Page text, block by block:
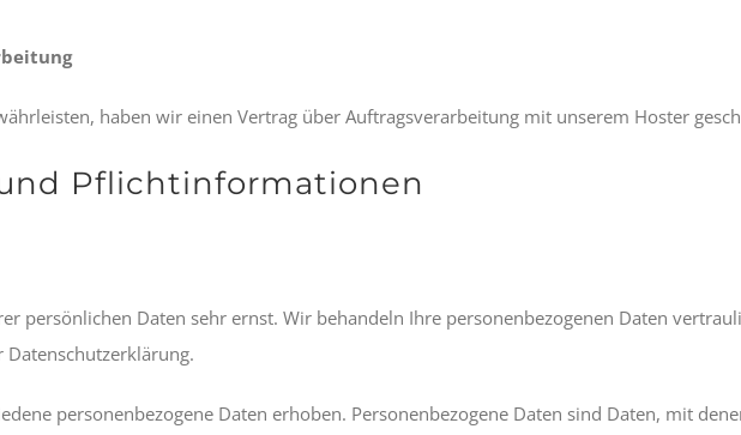
haben wir einen Vertrag über Auftragsverarbeitung mit unserem Hoster
Pflichtinformationen
persönlichen Daten sehr ernst. Wir behandeln Ihre personenbezogenen Daten
Datenschutzerklärung.
personenbezogene Daten erhoben. Personenbezogene Daten sind Daten, mit